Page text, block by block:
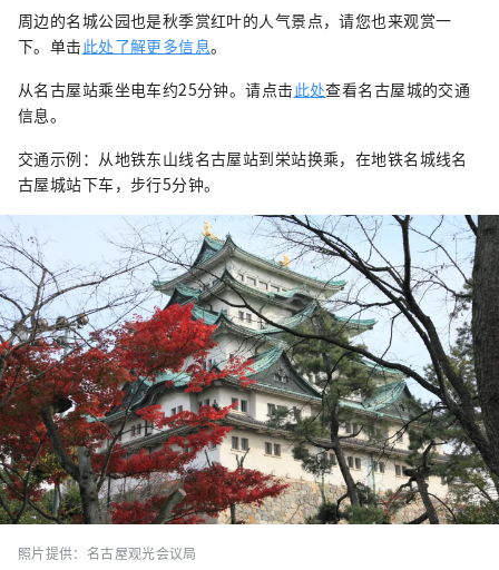
周边的名城公园也是秋季赏红叶的人气景点，请您也来观赏一
下。单击此处了解更多信息。
从名古屋站乘坐电车约25分钟。请点击此处查看名古屋城的交通
信息。
交通示例：从地铁东山线名古屋站到栄站换乘，在地铁名城线名
古屋城站下车，步行5分钟。
照片提供：名古屋观光会议局